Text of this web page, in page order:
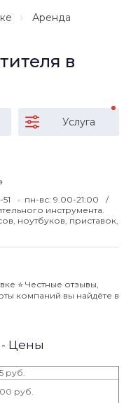
Аренда
в
Услуга
пн-вс: 9.00-21:00
инструмента.
ноутбуков, приставок,
⭐️ Честные отзывы,
компаний вы найдёте в
- Цены
руб.
руб.